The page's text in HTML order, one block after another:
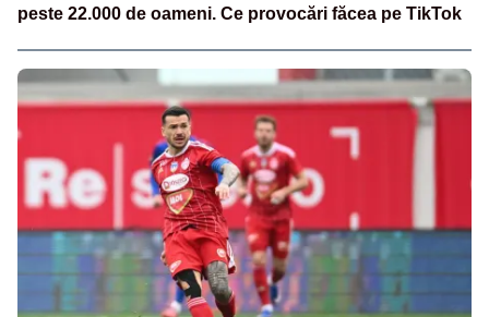
peste 22.000 de oameni. Ce provocări făcea pe TikTok